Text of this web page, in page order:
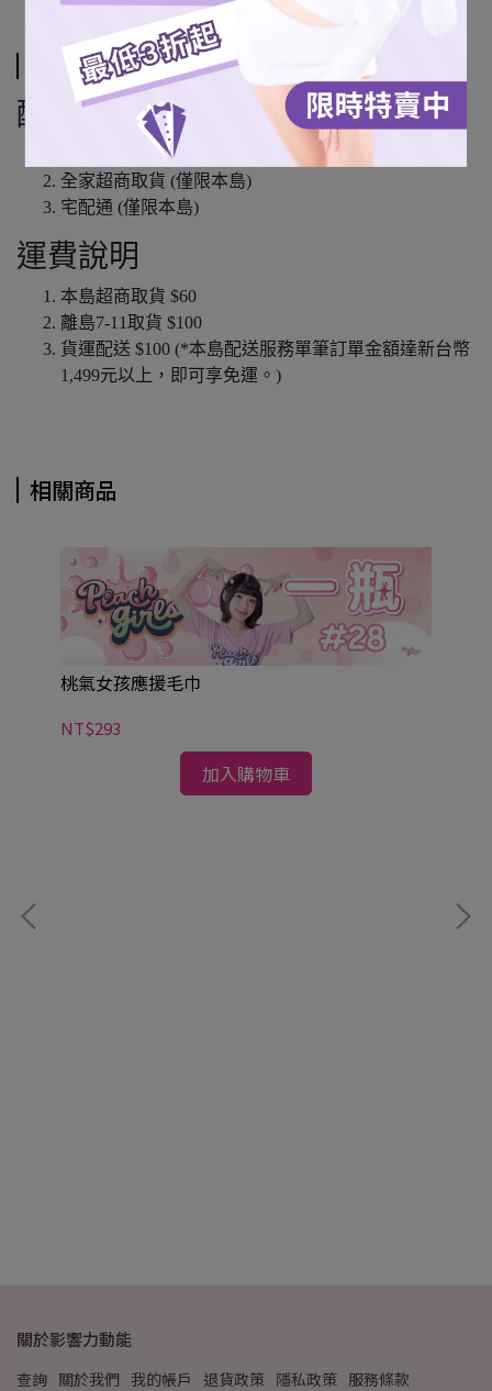
運送方式
配送方式
7-11超商取貨
全家超商取貨 (僅限本島)
宅配通 (僅限本島)
運費說明
本島超商取貨 $60
離島7-11取貨 $100
貨運配送 $100 (*本島配送服務單筆訂單金額達新台幣
1,499元以上，即可享免運。)
相關商品
桃氣女孩應援毛巾
NT$293
加入購物車
關於影響力動能
查詢 關於我們 我的帳戶 退貨政策 隱私政策 服務條款